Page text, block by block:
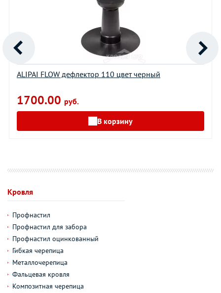
ALIPAI FLOW дефлектор 110 цвет черный
1700.00 руб.
В корзину
Кровля
Профнастил
Профнастил для забора
Профнастил оцинкованный
Гибкая черепица
Металлочерепица
Фальцевая кровля
Композитная черепица